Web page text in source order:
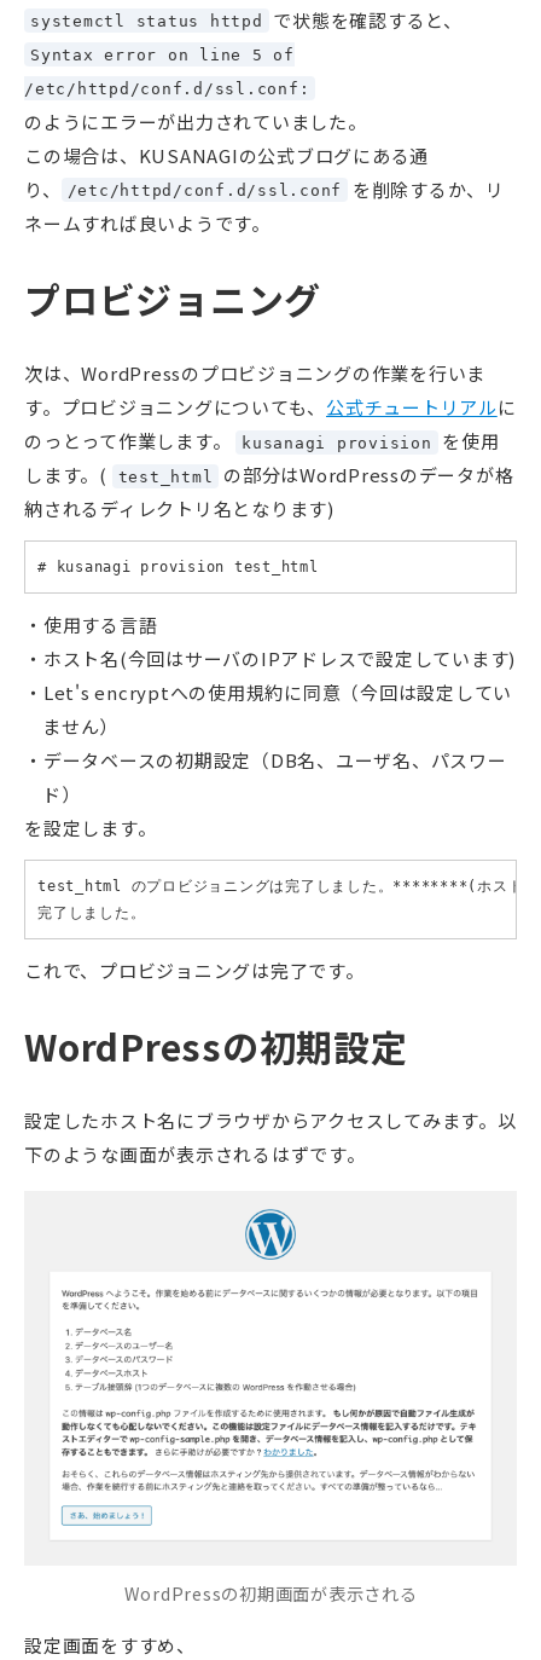
systemctl status httpd で状態を確認すると、
Syntax error on line 5 of
/etc/httpd/conf.d/ssl.conf:
のようにエラーが出力されていました。
この場合は、KUSANAGIの公式ブログにある通
り、
/etc/httpd/conf.d/ssl.conf
を削除するか、リ
ネームすれば良いようです。
プロビジョニング
次は、WordPressのプロビジョニングの作業を行いま
す。プロビジョニングについても、 公式チュートリアルに
のっとって作業します。
kusanagi provision
を使用
します。(
test_html
の部分はWordPressのデータが格
納されるディレクトリ名となります)
# kusanagi provision test_html
使用する言語
ホスト名(今回はサーバのIPアドレスで設定しています)
Let's encryptへの使用規約に同意（今回は設定してい
ません）
データベースの初期設定（DB名、ユーザ名、パスワー
ド）
を設定します。
test_html のプロビジョニングは完了しました。********(ホスト名
完了しました。
これで、プロビジョニングは完了です。
WordPressの初期設定
設定したホスト名にブラウザからアクセスしてみます。以
下のような画面が表示されるはずです。
WordPressの初期画面が表示される
設定画面をすすめ、